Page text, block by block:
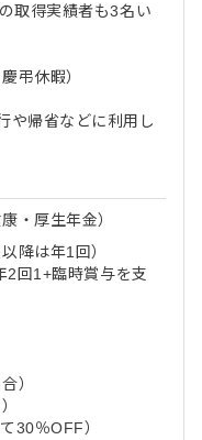
取得実績者も3名い
弔休暇）
や帰省などに利用し
・厚生年金）
降は年1回）
2回1+臨時賞与を支
）
30％OFF）